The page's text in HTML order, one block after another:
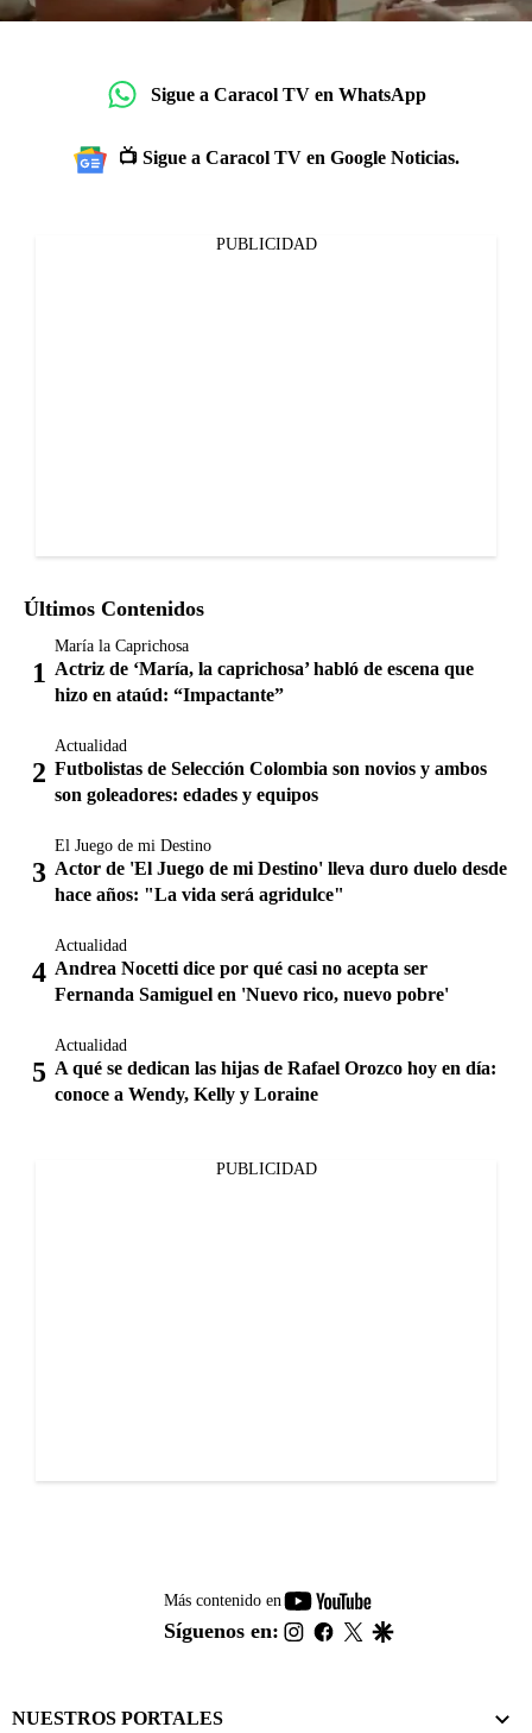
Sigue a Caracol TV en WhatsApp
📺 Sigue a Caracol TV en Google Noticias.
PUBLICIDAD
Últimos Contenidos
María la Caprichosa
Actriz de ‘María, la caprichosa’ habló de escena que
hizo en ataúd: “Impactante”
Actualidad
Futbolistas de Selección Colombia son novios y ambos
son goleadores: edades y equipos
El Juego de mi Destino
Actor de 'El Juego de mi Destino' lleva duro duelo desde
hace años: "La vida será agridulce"
Actualidad
Andrea Nocetti dice por qué casi no acepta ser
Fernanda Samiguel en 'Nuevo rico, nuevo pobre'
Actualidad
A qué se dedican las hijas de Rafael Orozco hoy en día:
conoce a Wendy, Kelly y Loraine
PUBLICIDAD
Más contenido en
youtube-
footer
Síguenos en: instagram
facebook
twitter
NUESTROS PORTALES